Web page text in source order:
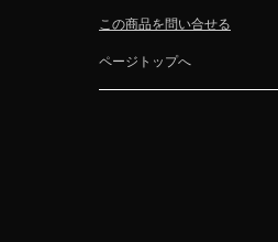
この商品を問い合せる
ページトップへ